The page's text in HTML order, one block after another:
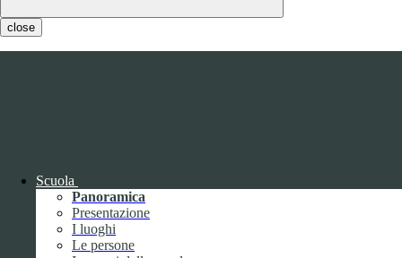
close
Scuola
Panoramica
Presentazione
I luoghi
Le persone